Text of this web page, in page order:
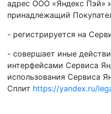
адрес ООО «Яндекс Пэй»
принадлежащий
- регистрируется на
- совершает иные
интерфейсами Сервиса
использования Сервиса
Сплит https://yandex.ru/